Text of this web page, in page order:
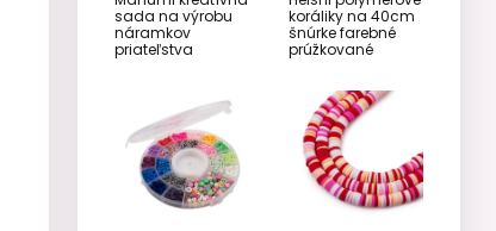
sada na výrobu
náramkov
priateľstva
​​koráliky na 40cm
šnúrke farebné
prúžkované